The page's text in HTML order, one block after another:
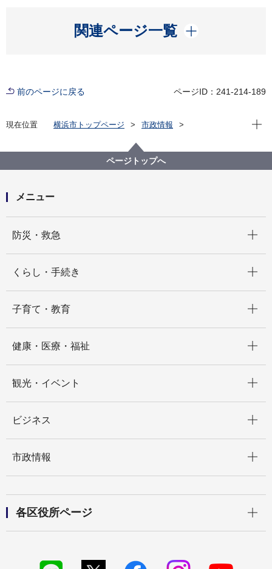
関連ページ一覧
開く
前のページに戻る ページID：241-214-189
現在位置 横浜市トップページ
市政情報
総務省消防庁が実施する「マイナ救急」の実証事業に
参加します！
現在
ページトップへ
メニュー
防災・救急
くらし・手続き
子育て・教育
健康・医療・福祉
観光・イベント
ビジネス
市政情報
各区役所ページ